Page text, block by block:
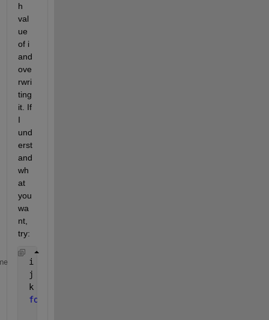
h
val
ue
of i
and
ove
rwri
ting
it. If
I
und
erst
and
wh
at
you
wa
nt,
try:
i = 1:5;
j = 0:5;
k = zeros(numel(i),numel(j));
for